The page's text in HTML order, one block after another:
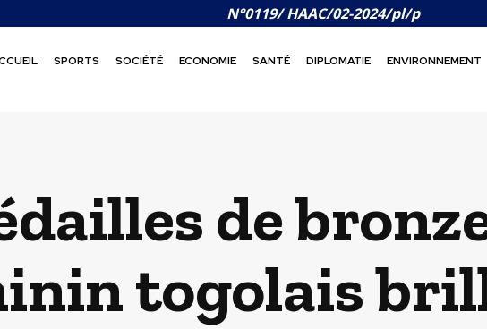
N°0119/ HAAC/02-2024/pl/p
SPORTS SOCIÉTÉ ECONOMIE SANTÉ DIPLOMATIE ENVIRONNEMENT
de
togolais